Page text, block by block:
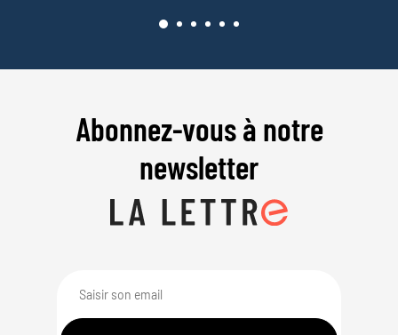
Abonnez-vous à notre
newsletter